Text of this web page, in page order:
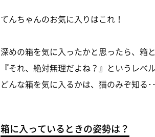
てんちゃんのお気に入りはこれ！
深めの箱を気に入ったかと思ったら、箱
『それ、絶対無理だよね？』というレ
どんな箱を気に入るかは、猫のみぞ知る
箱に入っているときの姿勢は？